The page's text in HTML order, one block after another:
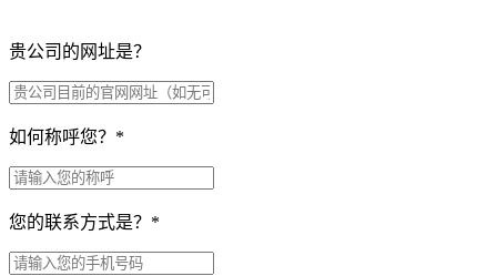
贵公司的网址是？
如何称呼您？ *
您的联系方式是？ *